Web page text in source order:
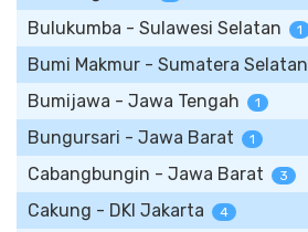
Bulukumba - Sulawesi Selatan 1
Bumi Makmur - Sumatera Selatan
Bumijawa - Jawa Tengah 1
Bungursari - Jawa Barat 1
Cabangbungin - Jawa Barat 3
Cakung - DKI Jakarta 4